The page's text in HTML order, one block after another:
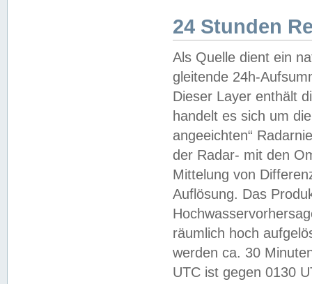
24 Stunden
Als Quelle dient ein
gleitende 24h-
Dieser Layer enthält
handelt es sich um
angeeichten“
der Radar- mit den
Mittelung von
Auflösung. Das
räumlich hoch
werden ca. 30
UTC ist gegen 0130